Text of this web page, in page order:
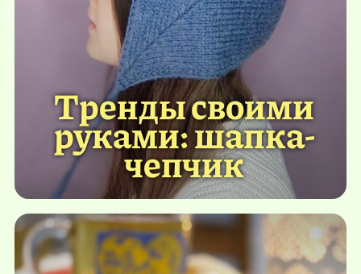
Тренды своими
руками: шапка-
чепчик